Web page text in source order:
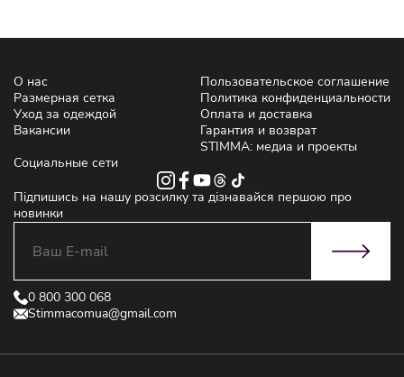
О нас
Размерная сетка
Уход за одеждой
Вакансии
Пользовательское соглашение
Политика конфиденциальности
Оплата и доставка
Гарантия и возврат
STIMMA: медиа и проекты
Социальные сети
Підпишись на нашу розсилку та дізнавайся першою про
новинки
0 800 300 068
Stimmacomua@gmail.com